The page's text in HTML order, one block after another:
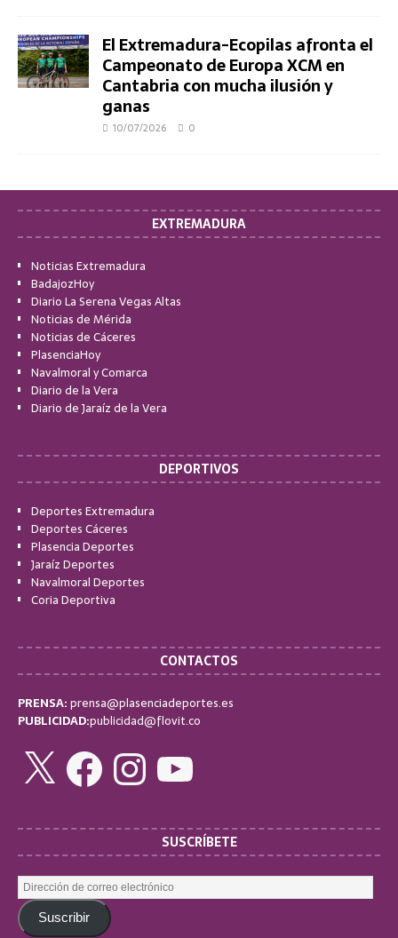
El Extremadura-Ecopilas afronta el
Campeonato de Europa XCM en
Cantabria con mucha ilusión y
ganas
10/07/2026 0
EXTREMADURA
Noticias Extremadura
BadajozHoy
Diario La Serena Vegas Altas
Noticias de Mérida
Noticias de Cáceres
PlasenciaHoy
Navalmoral y Comarca
Diario de la Vera
Diario de Jaraíz de la Vera
DEPORTIVOS
Deportes Extremadura
Deportes Cáceres
Plasencia Deportes
Jaraíz Deportes
Navalmoral Deportes
Coria Deportiva
CONTACTOS
PRENSA:prensa@plasenciadeportes.es
PUBLICIDAD:publicidad@flovit.co
SUSCRÍBETE
Suscribir